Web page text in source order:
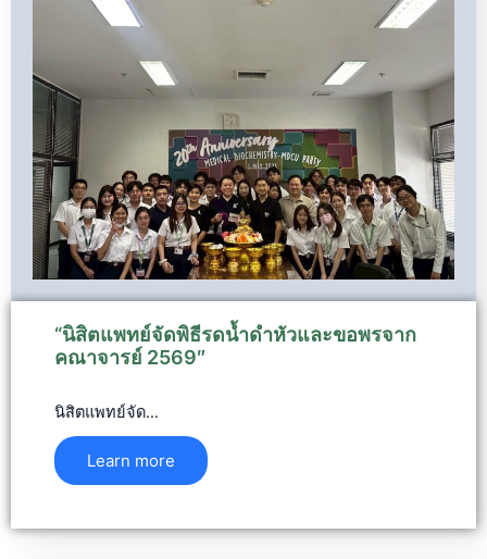
“นิสิตแพทย์จัดพิธีรดน้ำดำหัวและขอพรจาก
คณาจารย์ 2569″​
นิสิตแพทย์จัด…
Learn more